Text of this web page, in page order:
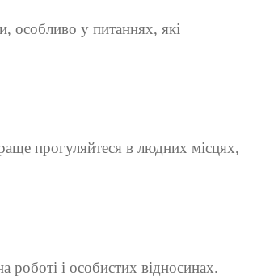
особливо у питаннях, які
прогуляйтеся в людних місцях,
роботі і особистих відносинах.